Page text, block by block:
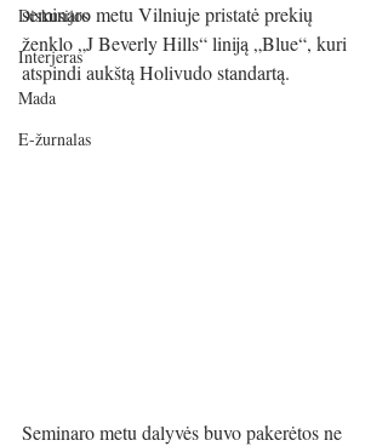
Diskusijos
Interjeras
Mada
E-žurnalas
seminaro metu Vilniuje pristatė prekių
ženklo „J Beverly Hills“ liniją „Blue“, kuri
atspindi aukštą Holivudo standartą.
Seminaro metu dalyvės buvo pakerėtos ne